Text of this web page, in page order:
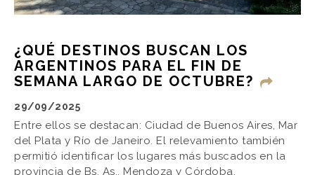
¿QUÉ DESTINOS BUSCAN LOS
ARGENTINOS PARA EL FIN DE
SEMANA LARGO DE OCTUBRE?
29/09/2025
Entre ellos se destacan: Ciudad de Buenos Aires, Mar
del Plata y Río de Janeiro. El relevamiento también
permitió identificar los lugares más buscados en la
provincia de Bs. As., Mendoza y Córdoba.